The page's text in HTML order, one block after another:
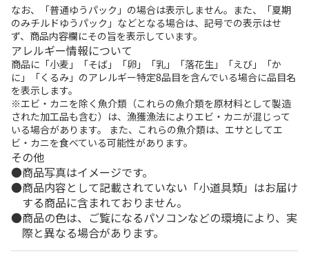
なお、「普通ゆうパック」の場合は表示しません。また、「夏期
のみチルドゆうパック」などとなる場合は、記号での表示はせ
ず、商品内容欄にその旨を表示しています。
アレルギー情報について
商品に「小麦」「そば」「卵」「乳」「落花生」「えび」「か
に」「くるみ」のアレルギー特定8品目を含んでいる場合に品目名
を表示します。
※エビ・カニを除く魚介類（これらの魚介類を原材料として製造
された加工品も含む）は、漁獲漁法によりエビ・カニが混じって
いる場合があります。 また、これらの魚介類は、エサとしてエ
ビ・カニを食べている可能性があります。
その他
商品写真はイメージです。
商品内容として記載されていない「小道具類」はお届け
する商品に含まれておりません。
商品の色は、ご覧になるパソコンなどの環境により、実
際と異なる場合があります。